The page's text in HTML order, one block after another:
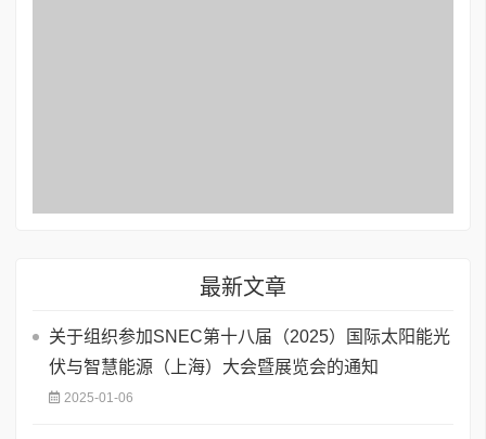
最新文章
关于组织参加SNEC第十八届（2025）国际太阳能光
伏与智慧能源（上海）大会暨展览会的通知
2025-01-06